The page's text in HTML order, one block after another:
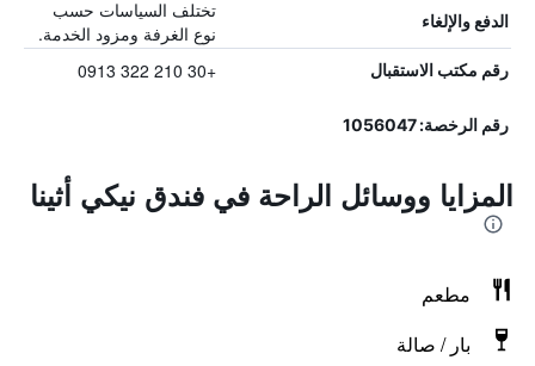
الدفع والإلغاء
تختلف السياسات حسب
نوع الغرفة ومزود الخدمة.
رقم مكتب الاستقبال +30 210 322 0913
رقم الرخصة: 1056047
المزايا ووسائل الراحة في فندق نيكي أثينا
مطعم
بار / صالة